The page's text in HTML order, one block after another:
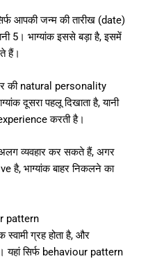
आपकी जन्म की तारीख (date)
5। भाग्यांक इससे बड़ा है, इसमें
हैं।
की natural personality
दूसरा पहलू दिखाता है, यानी
करती है।
अलग व्यवहार कर सकते हैं, अगर
है, भाग्यांक बाहर निकलने का
pattern
स्वामी ग्रह होता है, और
सिर्फ behaviour pattern